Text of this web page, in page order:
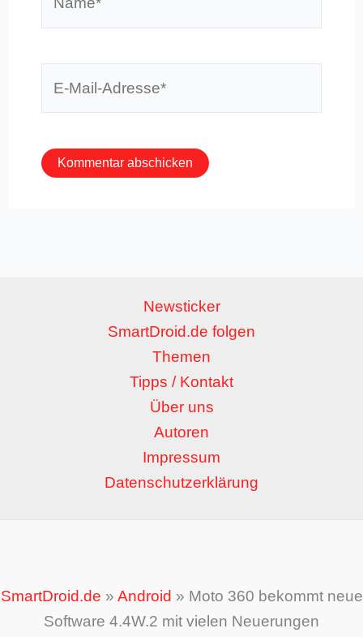
Newsticker
SmartDroid.de folgen
Themen
Tipps / Kontakt
Über uns
Autoren
Impressum
Datenschutzerklärung
SmartDroid.de » Android » Moto 360 bekommt neue
Software 4.4W.2 mit vielen Neuerungen